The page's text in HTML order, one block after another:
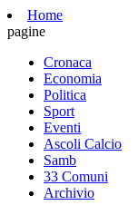
Home
pagine
Cronaca
Economia
Politica
Sport
Eventi
Ascoli Calcio
Samb
33 Comuni
Archivio